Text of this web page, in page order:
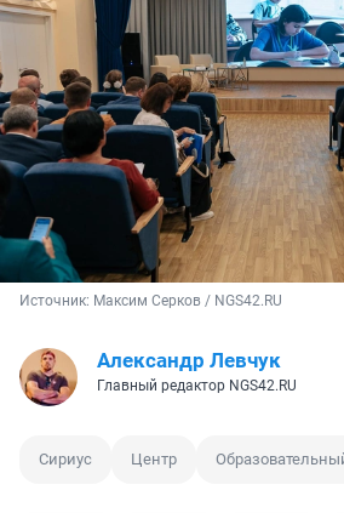
Источник: Максим Серков / NGS42.RU
Александр Левчук
Главный редактор NGS42.RU
Сириус Центр